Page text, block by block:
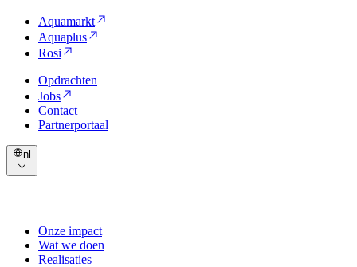
Aquamarkt
Aquaplus
Rosi
Opdrachten
Jobs
Contact
Partnerportaal
nl
Onze impact
Wat we doen
Realisaties